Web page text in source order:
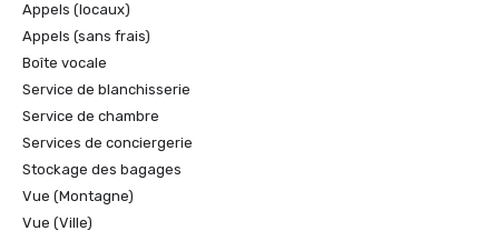
Appels (locaux)
Appels (sans frais)
Boîte vocale
Service de blanchisserie
Service de chambre
Services de conciergerie
Stockage des bagages
Vue (Montagne)
Vue (Ville)